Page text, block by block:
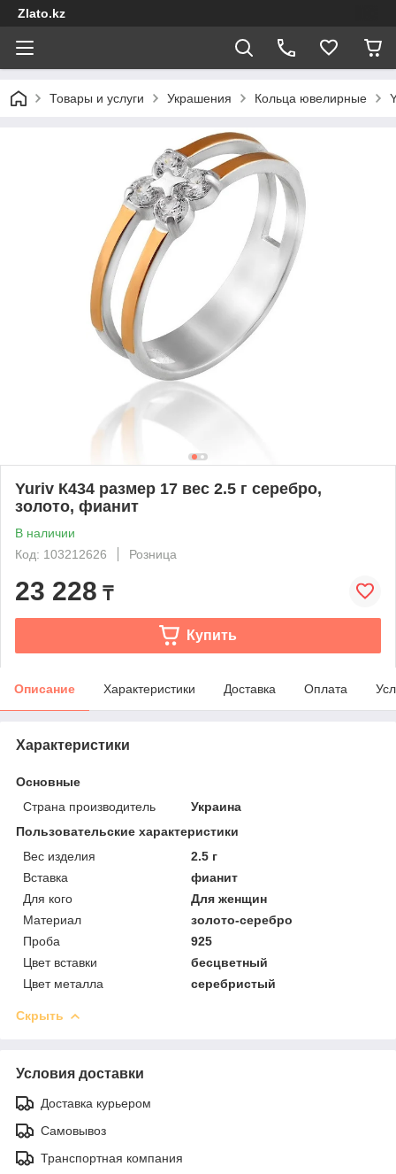
Zlato.kz
Товары и услуги Украшения Кольца ювелирные
Yuriv К434 размер 17 вес 2.5 г серебро,
золото, фианит
В наличии
Код: 103212626
Розница
23 228 ₸
Купить
Описание Характеристики Доставка Оплата
Характеристики
Основные
Страна производитель
Украина
Пользовательские характеристики
Вес изделия
2.5 г
Вставка
фианит
Для кого
Для женщин
Материал
золото-серебро
Проба
925
Цвет вставки
бесцветный
Цвет металла
серебристый
Скрыть
Условия доставки
Доставка курьером
Самовывоз
Транспортная компания